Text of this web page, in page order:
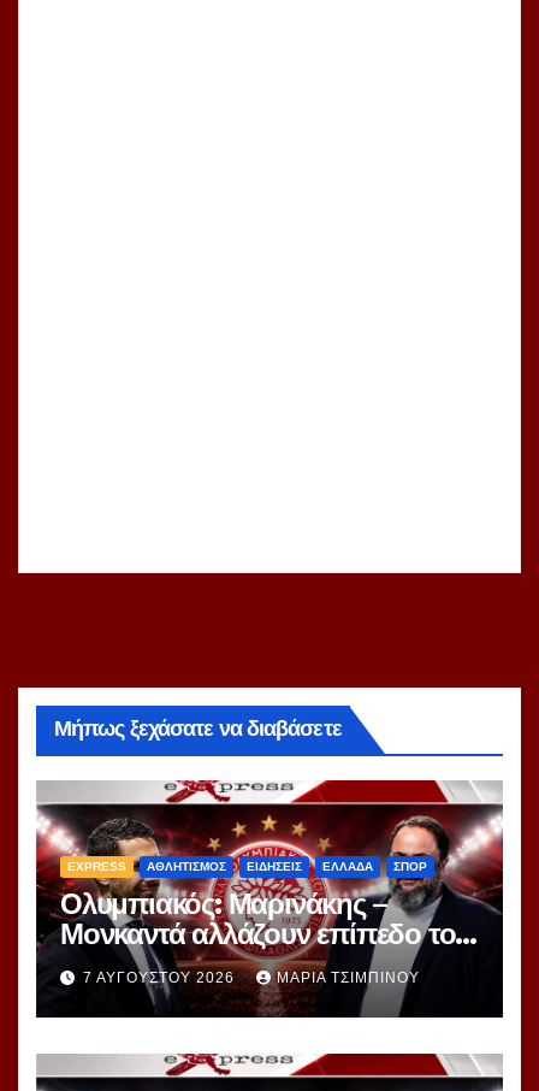
Μήπως ξεχάσατε να διαβάσετε
EXPRESS ΑΘΛΗΤΙΣΜΟΣ ΕΙΔΗΣΕΙΣ ΕΛΛΑΔΑ ΣΠΟΡ
Ολυμπιακός: Μαρινάκης –
Μονκαντά αλλάζουν επίπεδο το
μεταγραφικό παιχνίδι – Ο
«εγκέφαλος» της Μίλαν πιάνει
δουλειά
7 ΑΥΓΟΎΣΤΟΥ 2026 ΜΑΡΊΑ ΤΣΙΜΠΙΝΟΎ